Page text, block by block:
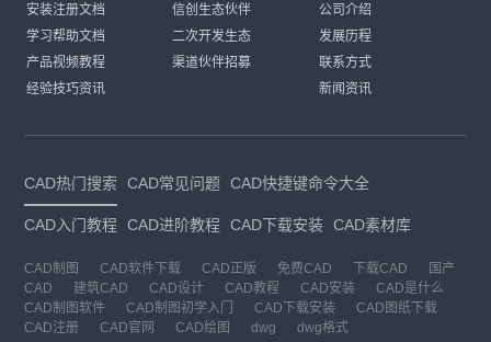
安装注册文档
学习帮助文档
产品视频教程
经验技巧资讯
信创生态伙伴
二次开发生态
渠道伙伴招募
公司介绍
发展历程
联系方式
新闻资讯
CAD热门搜索 CAD常见问题 CAD快捷键命令大全
CAD入门教程 CAD进阶教程 CAD下载安装 CAD素材库
CAD制图 CAD软件下载 CAD正版 免费CAD 下载CAD
国产
CAD
建筑CAD CAD设计 CAD教程 CAD安装
CAD是什么
CAD制图软件
CAD制图初学入门 CAD下载安装
CAD图纸下载
CAD注册
CAD官网 CAD绘图 dwg dwg格式